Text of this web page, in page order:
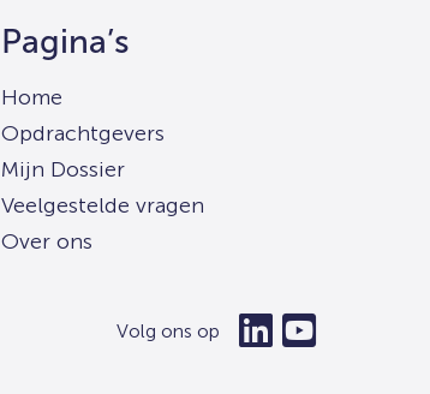
Pagina’s
Home
Opdrachtgevers
Mijn Dossier
Veelgestelde vragen
Over ons
Volg ons op